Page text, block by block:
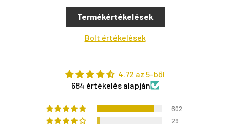
Termékértékelések
Bolt értékelések
4.72 az 5-ből
684 értékelés alapján
602
29